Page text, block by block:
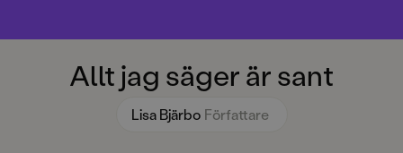
Allt jag säger är sant
Lisa Bjärbo Författare